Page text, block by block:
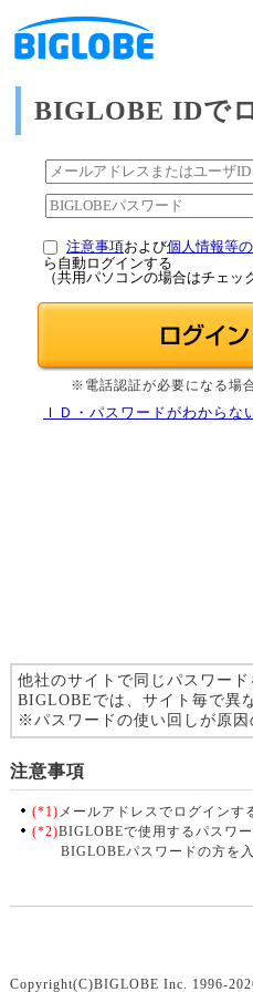
BIGLOBE IDで
注意事項および個人情報等
ら自動ログインする
（共用パソコンの場合はチェッ
※電話認証が必要になる場
ＩＤ・パスワードがわからな
他社のサイトで同じパスワー
BIGLOBEでは、サイト毎で異
※パスワードの使い回しが原因
注意事項
(*1) メールアドレスでログインす
(*2)BIGLOBEで使用するパスワ
BIGLOBEパスワードの方を入
Copyright(C)BIGLOBE Inc. 1996-